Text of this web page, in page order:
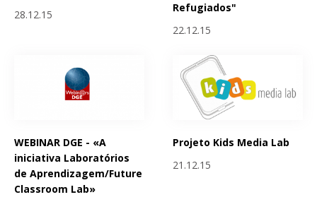
28.12.15
Refugiados"
22.12.15
WEBINAR DGE - «A
iniciativa Laboratórios
de Aprendizagem/Future
Classroom Lab»
Projeto Kids Media Lab
21.12.15